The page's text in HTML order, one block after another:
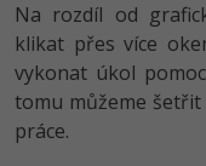
Fórum
Kurzy
Příběhy absolventů
Na rozdíl od
klikat přes více
vykonat úkol
tomu můžeme
práce.